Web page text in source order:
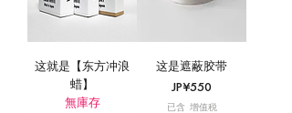
这就是【东方冲浪
蜡】
無庫存
这是遮蔽胶带
價格
JP¥550
已含 增值税